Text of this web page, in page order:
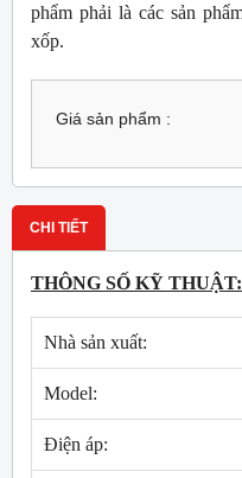
phẩm phải là các sản
xốp.
Giá sản phẩm :
CHI TIẾT
THÔNG SỐ KỸ THUẬT:
Nhà sản xuất:
Model:
Điện áp: